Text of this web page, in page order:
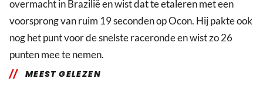
overmacht in Brazilië en wist dat te etaleren met een
voorsprong van ruim 19 seconden op Ocon. Hij pakte ook
nog het punt voor de snelste raceronde en wist zo 26
punten mee te nemen.
MEEST GELEZEN